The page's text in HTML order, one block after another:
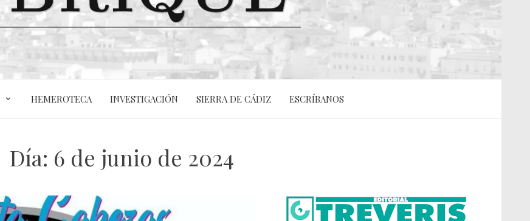
HEMEROTECA INVESTIGACIÓN SIERRA DE CÁDIZ ESCRÍBANOS
Día: 6 de junio de 2024